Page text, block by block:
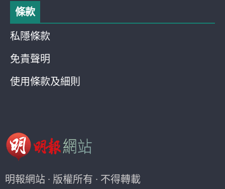
條款
私隱條款
免責聲明
使用條款及細則
明報網站 · 版權所有 · 不得轉載